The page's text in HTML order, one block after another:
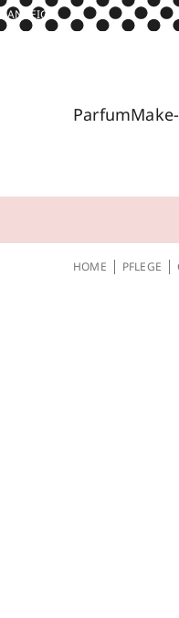
ANZEIGE
Parfum
HOME PFLEGE